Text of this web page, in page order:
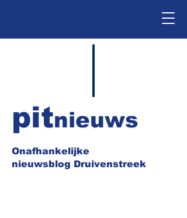
Onafhankelijke
nieuwsblog Druivenstreek
pitnieuws